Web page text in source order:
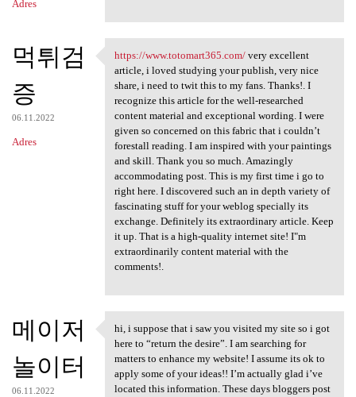
Adres
먹튀검
증
06.11.2022
Adres
https://www.totomart365.com/
https://www.totomart365.com/very excellent
article, i loved studying your publish, very nice
share, i need to twit this to my fans. Thanks!. I
recognize this article for the well-researched
content material and exceptional wording. I were
given so concerned on this fabric that i couldn’t
forestall reading. I am inspired with your paintings
and skill. Thank you so much. Amazingly
accommodating post. This is my first time i go to
right here. I discovered such an in depth variety of
fascinating stuff for your weblog specially its
exchange. Definitely its extraordinary article. Keep
it up. That is a high-quality internet site! I"m
extraordinarily content material with the
comments!.
메이저
놀이터
06.11.2022
hi, i suppose that i saw you
hi, i suppose that i saw you visited my site so i got
here to “return the desire”. I am searching for
matters to enhance my website! I assume its ok to
apply some of your ideas!! I’m actually glad i’ve
located this information. These days bloggers post